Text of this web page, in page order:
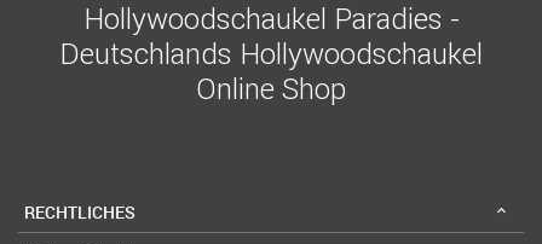
Hollywoodschaukel Paradies -
Deutschlands Hollywoodschaukel
Online Shop
RECHTLICHES